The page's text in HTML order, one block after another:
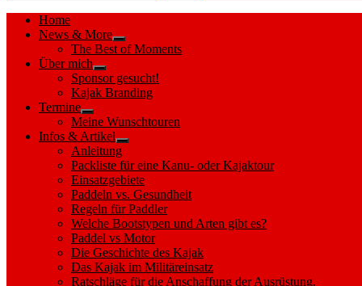
for:
Search
Home
News & More
Show
sub
The Best of Moments
Über mich
Show
sub
menu
Sponsor gesucht!
Kajak Branding
Termine
Show
sub
menu
Meine Wunschtouren
Infos & Artikel
Show
sub
menu
Anleitung
Packliste für eine Kanu- oder Kajaktour
Einsatzgebiete
Paddeln vs. Gesundheit
Regeln für Paddler
Welche Bootstypen und Arten gibt es?
Paddel vs Motor
Die Geschichte des Kajak
Das Kajak im Militäreinsatz
Ratschläge für die Anschaffung der Ausrüstung.